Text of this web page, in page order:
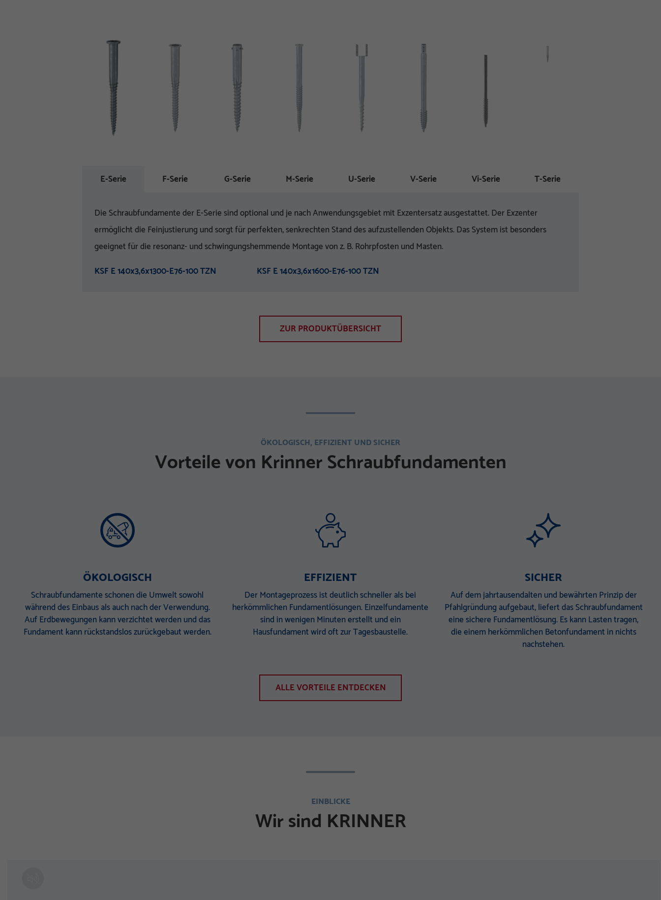
E-Serie F-Serie G-Serie M-Serie U-Serie V-Serie Vi-Serie T-Serie
Die Schraubfundamente der E-Serie sind optional und je nach Anwendungsgebiet mit Exzentersatz ausgestattet. Der Exzenter
ermöglicht die Feinjustierung und sorgt für perfekten, senkrechten Stand des aufzustellenden Objekts. Das System ist besonders
geeignet für die resonanz- und schwingungshemmende Montage von z. B. Rohrpfosten und Masten.
KSF E 140x3,6x1300-E76-100 TZN
KSF E 140x3,6x1600-E76-100 TZN
ZUR PRODUKTÜBERSICHT
ÖKOLOGISCH, EFFIZIENT UND SICHER
Vorteile von Krinner Schraubfundamenten
ÖKOLOGISCH
Schraubfundamente schonen die Umwelt sowohl
während des Einbaus als auch nach der Verwendung.
Auf Erdbewegungen kann verzichtet werden und das
Fundament kann rückstandslos zurückgebaut werden.
EFFIZIENT
Der Montageprozess ist deutlich schneller als bei
herkömmlichen Fundamentlösungen. Einzelfundamente
sind in wenigen Minuten erstellt und ein
Hausfundament wird oft zur Tagesbaustelle.
SICHER
Auf dem jahrtausendalten und bewährten Prinzip der
Pfahlgründung aufgebaut, liefert das Schraubfundament
eine sichere Fundamentlösung. Es kann Lasten tragen,
die einem herkömmlichen Betonfundament in nichts
nachstehen.
ALLE VORTEILE ENTDECKEN
EINBLICKE
Wir sind KRINNER